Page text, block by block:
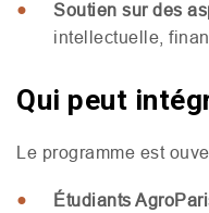
Soutien sur des
intellectuelle,
Qui peut
Le programme est
Étudiants